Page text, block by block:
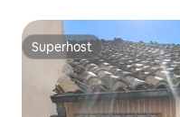
Superhost
Superhost